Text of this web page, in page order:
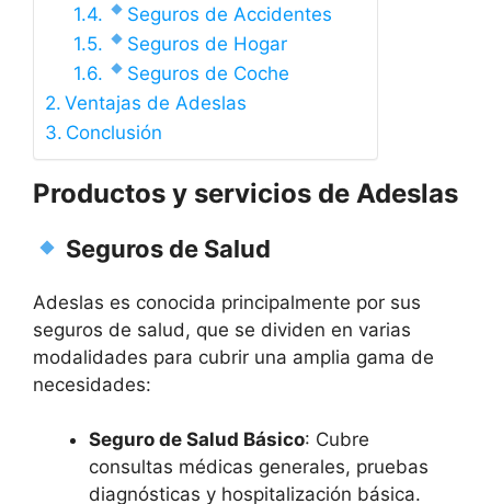
Seguros de Accidentes
Seguros de Hogar
Seguros de Coche
Ventajas de Adeslas
Conclusión
Productos y servicios de Adeslas
Seguros de Salud
Adeslas es conocida principalmente por sus
seguros de salud, que se dividen en varias
modalidades para cubrir una amplia gama de
necesidades:
Seguro de Salud Básico: Cubre
consultas médicas generales, pruebas
diagnósticas y hospitalización básica.